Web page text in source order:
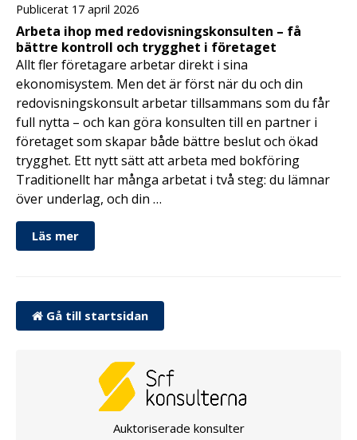
Publicerat 17 april 2026
Arbeta ihop med redovisningskonsulten – få
bättre kontroll och trygghet i företaget
Allt fler företagare arbetar direkt i sina
ekonomisystem. Men det är först när du och din
redovisningskonsult arbetar tillsammans som du får
full nytta – och kan göra konsulten till en partner i
företaget som skapar både bättre beslut och ökad
trygghet. Ett nytt sätt att arbeta med bokföring
Traditionellt har många arbetat i två steg: du lämnar
över underlag, och din …
Läs mer
Gå till startsidan
Auktoriserade konsulter